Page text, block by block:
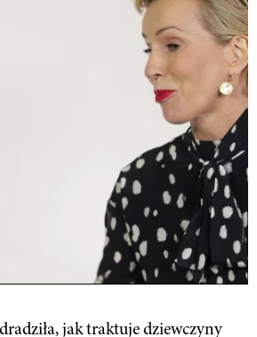
jak traktuje dziewczyny